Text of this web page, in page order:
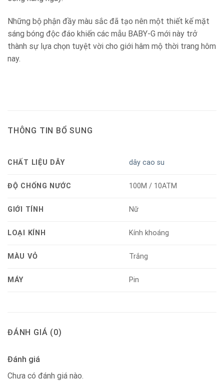
Những bộ phận đầy màu sắc đã tạo nên một thiết kế mặt
sáng bóng độc đáo khiến các mẫu BABY-G mới này trở
thành sự lựa chọn tuyệt vời cho giới hâm mộ thời trang hôm
nay.
THÔNG TIN BỔ SUNG
CHẤT LIỆU DÂY dây cao su
ĐỘ CHỐNG NƯỚC 100M / 10ATM
GIỚI TÍNH Nữ
LOẠI KÍNH Kính khoáng
MÀU VỎ Trắng
MÁY Pin
ĐÁNH GIÁ (0)
Đánh giá
Chưa có đánh giá nào.